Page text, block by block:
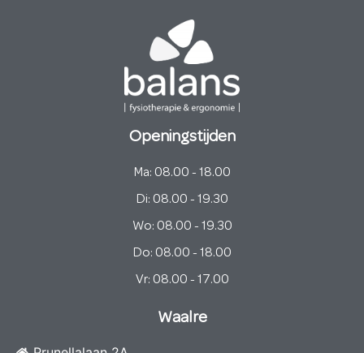
Openingstijden
Ma: 08.00 - 18.00
Di: 08.00 - 19.30
Wo: 08.00 - 19.30
Do: 08.00 - 18.00
Vr: 08.00 - 17.00
Waalre